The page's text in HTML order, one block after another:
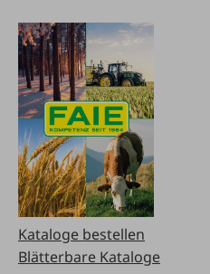
Kataloge bestellen
Blätterbare Kataloge